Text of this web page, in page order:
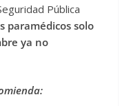
Pública
paramédicos solo
ya no